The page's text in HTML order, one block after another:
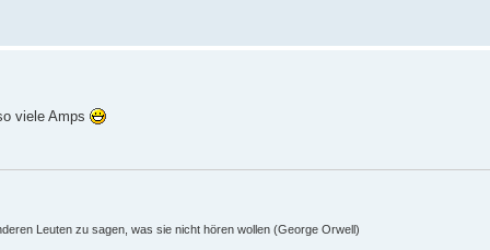
viele Amps
Leuten zu sagen, was sie nicht hören wollen (George Orwell)